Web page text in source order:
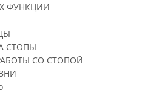
ФУНКЦИИ
СТОПЫ
СО СТОПОЙ